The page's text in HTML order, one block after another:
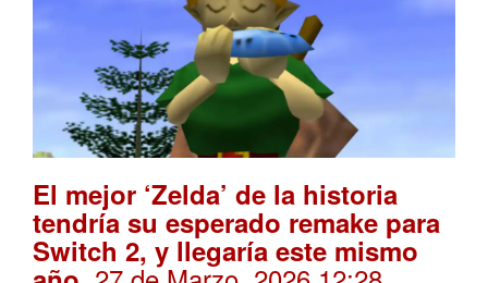
El mejor ‘Zelda’ de la historia
tendría su esperado remake para
Switch 2, y llegaría este mismo